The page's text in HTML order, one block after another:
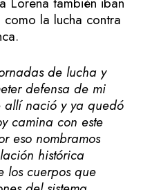
la lucha contra
de lucha y
defensa de mi
allí nació y ya quedó
camina con este
eso nombramos
histórica
cuerpos que